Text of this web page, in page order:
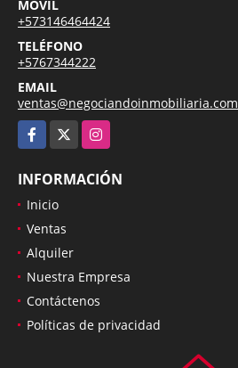
MÓVIL
+573146464424
TELÉFONO
+5767344222
EMAIL
ventas@negociandoinmobiliaria.com
Facebook
Instagram
INFORMACIÓN
Inicio
Ventas
Alquiler
Nuestra Empresa
Contáctenos
Políticas de privacidad